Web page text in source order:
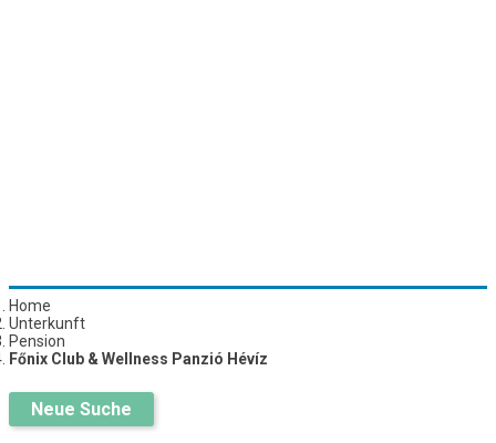
Home
Unterkunft
Pension
Főnix Club & Wellness Panzió Hévíz
Neue Suche